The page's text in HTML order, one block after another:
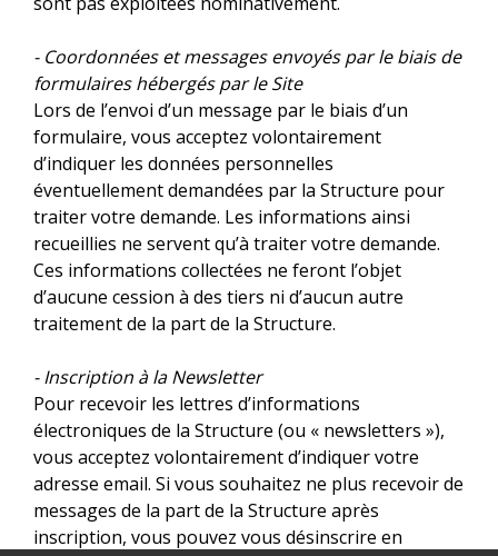
- Coordonnées et messages envoyés par le biais de
formulaires hébergés par le Site
Lors de l’envoi d’un message par le biais d’un
formulaire, vous acceptez volontairement
d’indiquer les données personnelles
éventuellement demandées par la Structure pour
traiter votre demande. Les informations ainsi
recueillies ne servent qu’à traiter votre demande.
Ces informations collectées ne feront l’objet
d’aucune cession à des tiers ni d’aucun autre
traitement de la part de la Structure.
- Inscription à la Newsletter
Pour recevoir les lettres d’informations
électroniques de la Structure (ou « newsletters »),
vous acceptez volontairement d’indiquer votre
adresse email. Si vous souhaitez ne plus recevoir de
messages de la part de la Structure après
inscription, vous pouvez vous désinscrire en